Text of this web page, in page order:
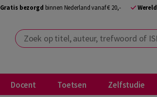
Gratis bezorgd binnen Nederland vanaf € 20,-
Zoek op titel, auteur, trefwoord of ISBN
Docent Toetsen Zelfstudie